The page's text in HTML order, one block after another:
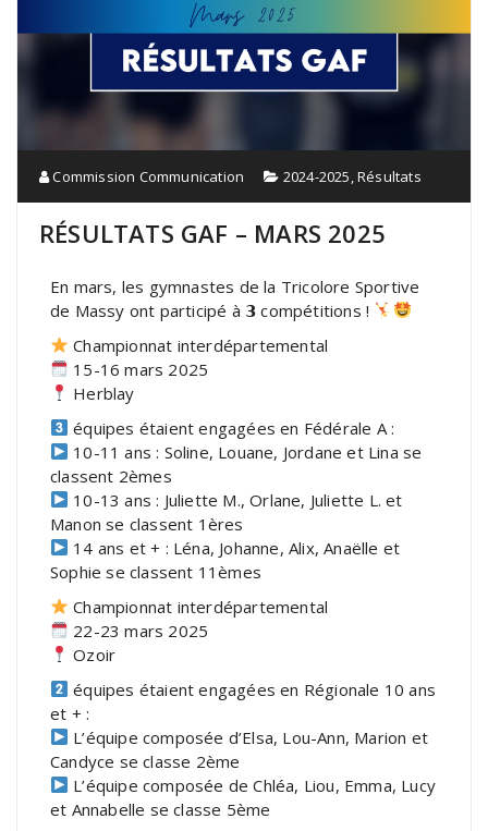
Commission Communication 2024-2025,Résultats
RÉSULTATS GAF – MARS 2025
En mars, les gymnastes de la Tricolore Sportive
de Massy ont participé à 𝟯 compétitions !
Championnat interdépartemental
15-16 mars 2025
Herblay
équipes étaient engagées en Fédérale A :
10-11 ans : Soline, Louane, Jordane et Lina se
classent 2èmes
10-13 ans : Juliette M., Orlane, Juliette L. et
Manon se classent 1ères
14 ans et + : Léna, Johanne, Alix, Anaëlle et
Sophie se classent 11èmes
Championnat interdépartemental
22-23 mars 2025
Ozoir
équipes étaient engagées en Régionale 10 ans
et + :
L’équipe composée d’Elsa, Lou-Ann, Marion et
Candyce se classe 2ème
L’équipe composée de Chléa, Liou, Emma, Lucy
et Annabelle se classe 5ème